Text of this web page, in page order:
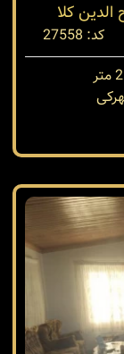
کلا
کد: 27558